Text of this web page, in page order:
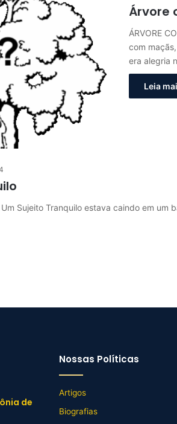
Árvore
ÁRVORE
com
era alegria
Leia
Um Sujeito Tranquilo estava caindo em um
de
Nossas Políticas
Artigos
Biografias